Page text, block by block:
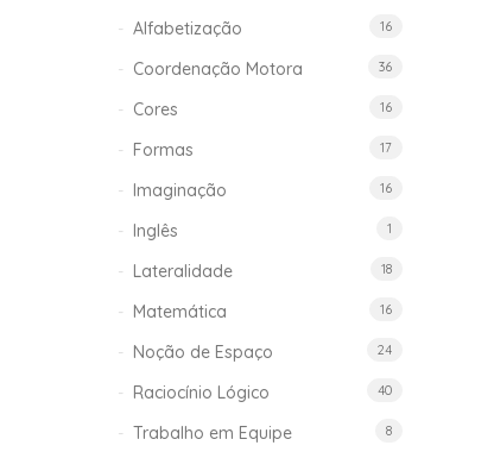
Alfabetização 16
Coordenação Motora 36
Cores 16
Formas 17
Imaginação 16
Inglês 1
Lateralidade 18
Matemática 16
Noção de Espaço 24
Raciocínio Lógico 40
Trabalho em Equipe 8